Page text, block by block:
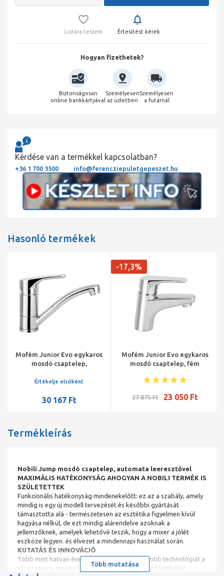
Listára teszem Értesítést kérek
Hogyan fizethetek?
Biztonságosan
online bankkártyával
Személyesen
az üzletben
Személyesen
a futárnál
Kérdése van a termékkel kapcsolatban?
+36 1 700 3500 info@ferencziepuletgepeszet.hu
Hasonló termékek
Mofém Junior Evo egykaros
mosdó csaptelep,
leeresztő szelep nélkül
Értékelje elsőként
30 167 Ft
Mofém Junior Evo egykaros
mosdó csaptelep, fém
-17,3%
27 875 Ft 23 050 Ft
Termékleírás
Nobili Jump mosdó csaptelep, automata leeresztővel
MAXIMÁLIS HATÉKONYSÁG AHOGYAN A NOBILI TERMÉK IS
SZÜLETETTEK
Funkcionális hatékonyság mindenekelőtt: ez az a szabály, amely
mindig is egy új modell tervezését és későbbi gyártását
támasztotta alá - természetesen az esztétika figyelmen kívül
hagyása nélkül, de ezt mindig alárendelve azoknak a
jellemzőknek, amelyek lehetővé teszik, hogy a mixer a jólét
eszköze legyen. és élvezet a mindennapi használat során.
KUTATÁS ÉS INNOVÁCIÓ
Több mint hatvan éve tervezzük a lehető legjobb technológiát a
víz számára, meggyőződésünk, hogy avantgárd termelési
Több mutatása